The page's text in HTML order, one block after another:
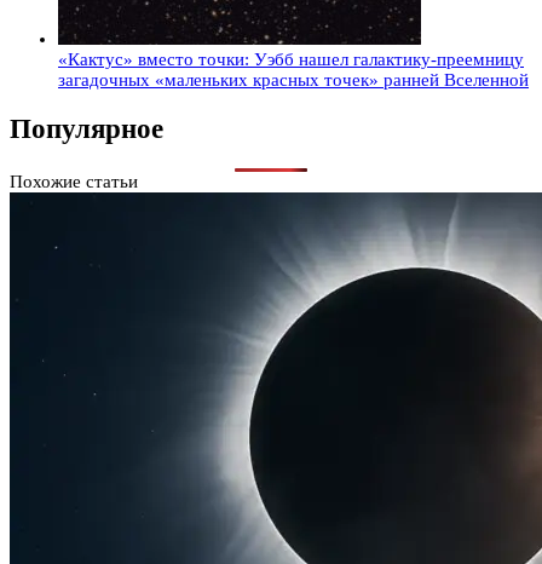
«Кактус» вместо точки: Уэбб нашел галактику-преемницу
загадочных «маленьких красных точек» ранней Вселенной
Популярное
Похожие статьи